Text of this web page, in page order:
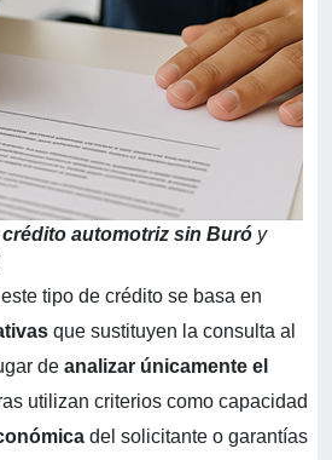
crédito automotriz sin Buró y
tipo de crédito se basa en
que sustituyen la consulta al
de analizar únicamente el
utilizan criterios como capacidad
del solicitante o garantías